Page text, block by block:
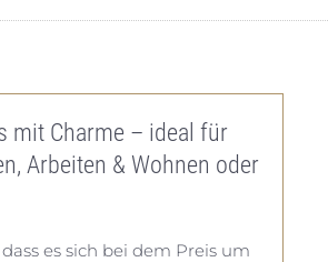
mit Charme – ideal für
Arbeiten & Wohnen oder
es sich bei dem Preis um